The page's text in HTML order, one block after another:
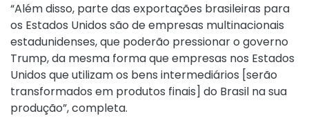
“Além disso, parte das exportações brasileiras para
os Estados Unidos são de empresas multinacionais
estadunidenses, que poderão pressionar o governo
Trump, da mesma forma que empresas nos Estados
Unidos que utilizam os bens intermediários [serão
transformados em produtos finais] do Brasil na sua
produção”, completa.